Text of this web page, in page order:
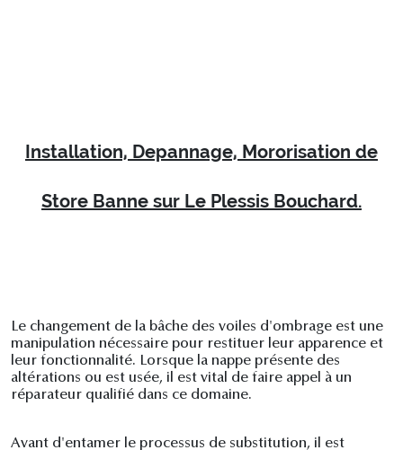
Installation, Depannage, Mororisation de
Store Banne sur Le Plessis Bouchard.
Le changement de la bâche des voiles d'ombrage est une
manipulation nécessaire pour restituer leur apparence et
leur fonctionnalité. Lorsque la nappe présente des
altérations ou est usée, il est vital de faire appel à un
réparateur qualifié dans ce domaine.
Avant d'entamer le processus de substitution, il est